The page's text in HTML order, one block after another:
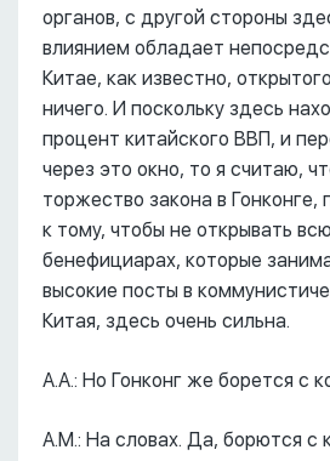
органов, с другой стороны
влиянием обладает
Китае, как известно,
ничего. И поскольку здесь
процент китайского ВВП, и
через это окно, то я считаю,
торжество закона в Гонконге,
к тому, чтобы не открывать
бенефициарах, которые
высокие посты в
Китая, здесь очень сильна.
А.А.: Но Гонконг же борется с
А.М.: На словах. Да, борются с